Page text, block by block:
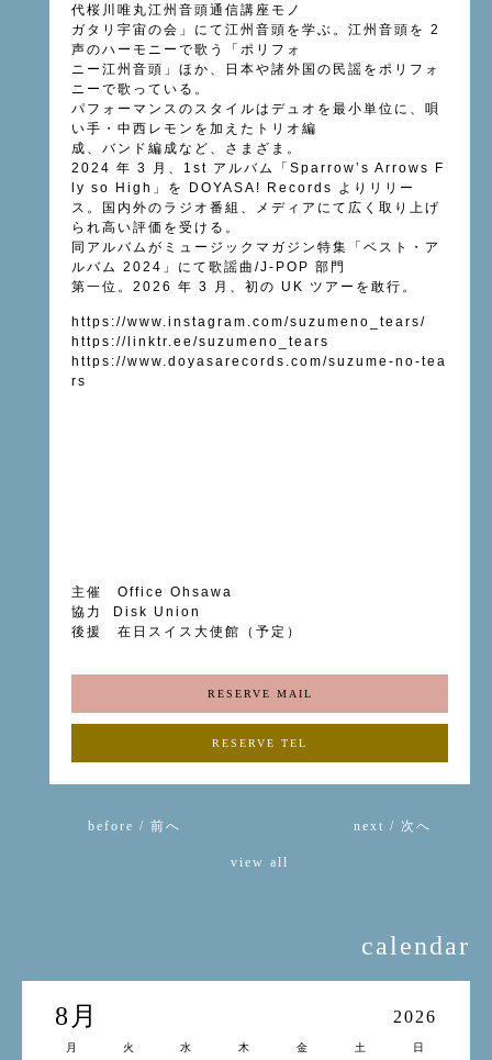
代桜川唯丸江州音頭通信講座モノ
ガタリ宇宙の会」にて江州音頭を学ぶ。江州音頭を 2
声のハーモニーで歌う「ポリフォ
ニー江州音頭」ほか、日本や諸外国の民謡をポリフォ
ニーで歌っている。
パフォーマンスのスタイルはデュオを最小単位に、唄
い手・中西レモンを加えたトリオ編
成、バンド編成など、さまざま。
2024 年 3 月、1st アルバム「Sparrow’s Arrows F
ly so High」を DOYASA! Records よりリリー
ス。国内外のラジオ番組、メディアにて広く取り上げ
られ高い評価を受ける。
同アルバムがミュージックマガジン特集「ベスト・ア
ルバム 2024」にて歌謡曲/J-POP 部門
第一位。2026 年 3 月、初の UK ツアーを敢行。
https://www.instagram.com/suzumeno_tears/
https://linktr.ee/suzumeno_tears
https://www.doyasarecords.com/suzume-no-tea
rs
主催 Office Ohsawa
協力 Disk Union
後援 在日スイス大使館（予定）
RESERVE MAIL
RESERVE TEL
before / 前へ next / 次へ
view all
calendar
8月 2026
月 火 水 木 金 土 日